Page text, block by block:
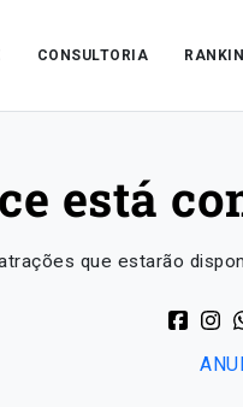
CONSULTORIA
está
que estarão